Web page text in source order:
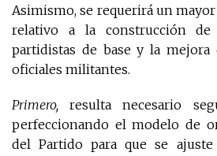
Asimismo, se requerirá un
relativo a la construcción de
partidistas de base y la mejora
oficiales militantes.
Primero, resulta necesario
perfeccionando el modelo de
del Partido para que se